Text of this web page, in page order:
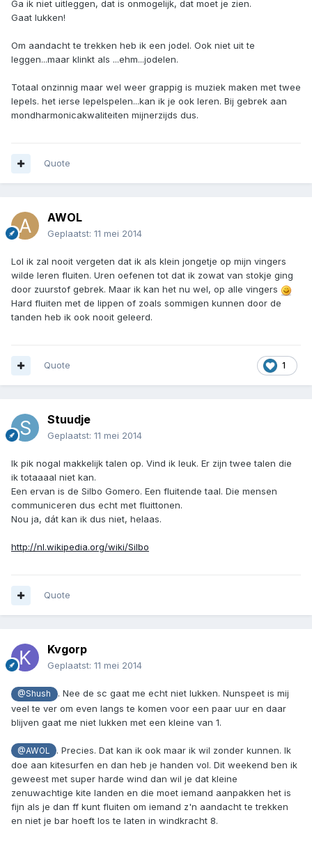
Ga ik niet uitleggen, dat is onmogelijk, dat moet je zien.
Gaat lukken!
Om aandacht te trekken heb ik een jodel. Ook niet uit te
leggen...maar klinkt als ...ehm...jodelen.
Totaal onzinnig maar wel weer grappig is muziek maken met twee
lepels. het ierse lepelspelen...kan ik je ook leren. Bij gebrek aan
mondharmonicakwaliteiten mijnerzijds dus.
Quote
AWOL
Geplaatst: 11 mei 2014
Lol ik zal nooit vergeten dat ik als klein jongetje op mijn vingers
wilde leren fluiten. Uren oefenen tot dat ik zowat van stokje ging
door zuurstof gebrek. Maar ik kan het nu wel, op alle vingers
Hard fluiten met de lippen of zoals sommigen kunnen door de
tanden heb ik ook nooit geleerd.
1
Quote
Stuudje
Geplaatst: 11 mei 2014
Ik pik nogal makkelijk talen op. Vind ik leuk. Er zijn twee talen die
ik totaaaal niet kan.
Een ervan is de Silbo Gomero. Een fluitende taal. Die mensen
communiceren dus echt met fluittonen.
Nou ja, dát kan ik dus niet, helaas.
http://nl.wikipedia.org/wiki/Silbo
Quote
Kvgorp
Geplaatst: 11 mei 2014
@Shush
. Nee de sc gaat me echt niet lukken. Nunspeet is mij
veel te ver om even langs te komen voor een paar uur en daar
blijven gaat me niet lukken met een kleine van 1.
@AWOL
. Precies. Dat kan ik ook maar ik wil zonder kunnen. Ik
doe aan kitesurfen en dan heb je handen vol. Dit weekend ben ik
geweest met super harde wind dan wil je dat kleine
zenuwachtige kite landen en die moet iemand aanpakken het is
fijn als je dan ff kunt fluiten om iemand z'n aandacht te trekken
en niet je bar hoeft los te laten in windkracht 8.